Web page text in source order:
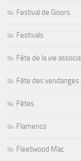
Festival de Gisors
Festivals
Fête de la vie
Fête des
Fêtes
Flamenco
Fleetwood Mac